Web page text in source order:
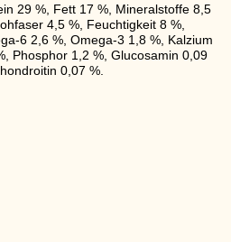
29 %, Fett 17 %, Mineralstoffe 8,5
4,5 %, Feuchtigkeit 8 %,
6 2,6 %, Omega-3 1,8 %, Kalzium
Phosphor 1,2 %, Glucosamin 0,09
0,07 %.